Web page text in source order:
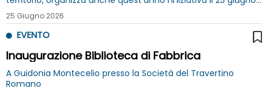
e 2 luglio alla Società del Travertino Romano
25 Giugno 2026
EVENTO
Inaugurazione Biblioteca di Fabbrica
A Guidonia Montecelio presso la Società del Travertino
Romano